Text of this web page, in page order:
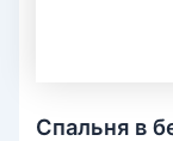
Спальня в